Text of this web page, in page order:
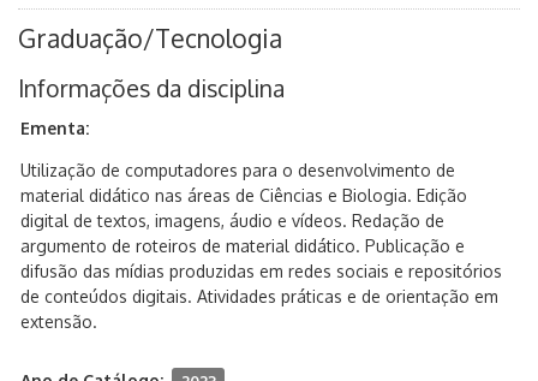
Graduação/Tecnologia
Informações da disciplina
Ementa:
Utilização de computadores para o desenvolvimento de
material didático nas áreas de Ciências e Biologia. Edição
digital de textos, imagens, áudio e vídeos. Redação de
argumento de roteiros de material didático. Publicação e
difusão das mídias produzidas em redes sociais e repositórios
de conteúdos digitais. Atividades práticas e de orientação em
extensão.